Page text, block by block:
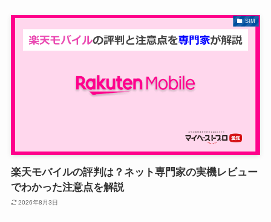
SIM
楽天モバイルの評判は？ネット専門家の実機レビュー
でわかった注意点を解説
2026年8月3日